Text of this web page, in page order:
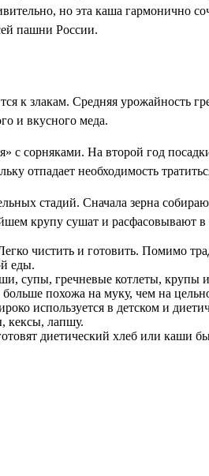
но эта каша
пашни России.
к злакам. Средняя урожайность
и вкусного меда.
с сорняками. На второй год
отпадает необходимость
стадий. Сначала зерна
крупу сушат и расфасовывают
чистить и готовить. Помимо
еды.
супы, гречневые котлеты, крупы
похожа на муку, чем на
используется в детском и
кексы, лапшу.
диетический хлеб или каши